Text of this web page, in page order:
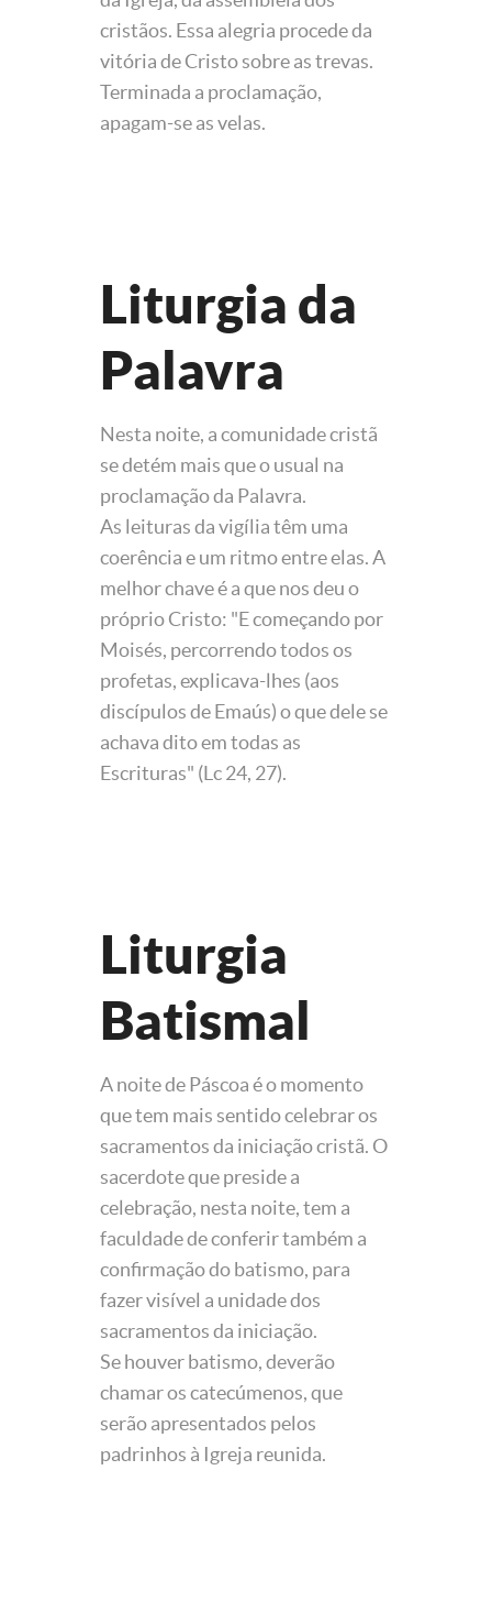
cristãos. Essa alegria procede da
vitória de Cristo sobre as trevas.
Terminada a proclamação,
apagam-se as velas.
Liturgia da
Palavra
Nesta noite, a comunidade cristã
se detém mais que o usual na
proclamação da Palavra.
As leituras da vigília têm uma
coerência e um ritmo entre elas. A
melhor chave é a que nos deu o
próprio Cristo: "E começando por
Moisés, percorrendo todos os
profetas, explicava-lhes (aos
discípulos de Emaús) o que dele se
achava dito em todas as
Escrituras" (Lc 24, 27).
Liturgia
Batismal
A noite de Páscoa é o momento
que tem mais sentido celebrar os
sacramentos da iniciação cristã. O
sacerdote que preside a
celebração, nesta noite, tem a
faculdade de conferir também a
confirmação do batismo, para
fazer visível a unidade dos
sacramentos da iniciação.
Se houver batismo, deverão
chamar os catecúmenos, que
serão apresentados pelos
padrinhos à Igreja reunida.